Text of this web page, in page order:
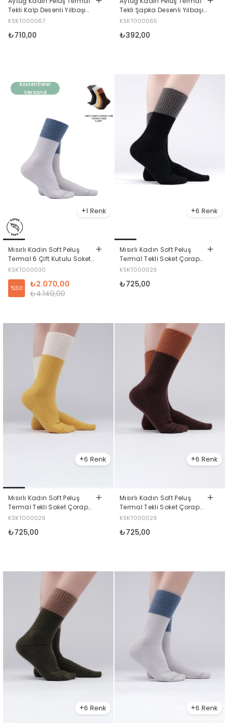
Tekli Kalp Desenli Yılbaşı
Temalı Çorap Kalp Desenli
KSKT000067
₺710,00
Tekli Şapka Desenli Yılbaşı
Temalı Çorap Şapka
KSKT000065
₺392,00
1
Mısırlı Kadın Soft Peluş
Termal 6 Çift Kutulu Soket
Çorap Çok Renkli
KSKT000030
₺2.070,00
%50
₺4.140,00
Kostenfreier
Versand
6
Mısırlı Kadın Soft Peluş
Termal Tekli Soket Çorap
Siyah
KSKT000029
₺725,00
6
Mısırlı Kadın Soft Peluş
Termal Tekli Soket Çorap
Sarı
KSKT000029
₺725,00
6
Mısırlı Kadın Soft Peluş
Termal Tekli Soket Çorap
Kahverengi
KSKT000029
₺725,00
6 6